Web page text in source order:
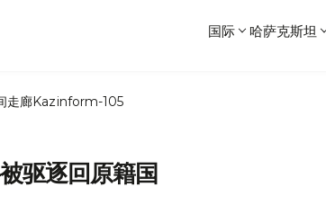
国际 哈萨克斯坦
走廊Kazinform-105
驱逐回原籍国